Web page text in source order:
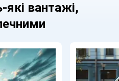
вантажі,